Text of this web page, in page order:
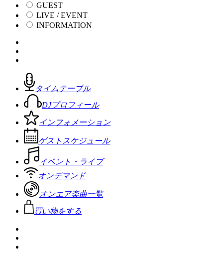
GUEST
LIVE / EVENT
INFORMATION
タイムテーブル
DJプロフィール
インフォメーション
ゲストスケジュール
イベント・ライブ
オンデマンド
オンエア楽曲一覧
買い物をする